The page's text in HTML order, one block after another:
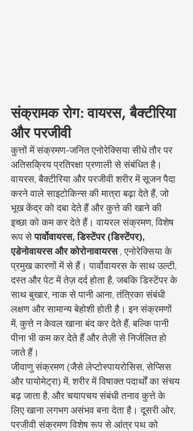
संक्रामक रोग: वायरस, बैक्टीरिया
और परजीवी
कुत्तों में संक्रमण-जनित एनोरेक्सिया सीधे तौर पर
अतिसक्रिय प्रतिरक्षा प्रणाली से संबंधित है।
वायरस, बैक्टीरिया और परजीवी शरीर में सूजन पैदा
करने वाले साइटोकिन्स की मात्रा बढ़ा देते हैं, जो
भूख केंद्र को दबा देते हैं और कुत्ते की खाने की
इच्छा को कम कर देते हैं। वायरल संक्रमण, विशेष
रूप से पार्वोवायरस, डिस्टेंपर (डिस्टेंपर),
एडेनोवायरस और कोरोनावायरस , एनोरेक्सिया के
प्रमुख कारणों में से हैं। पार्वोवायरस के साथ उल्टी,
दस्त और पेट में तेज़ दर्द होता है, जबकि डिस्टेंपर के
साथ बुखार, नाक से पानी आना, तंत्रिका संबंधी
लक्षण और सामान्य बेहोशी होती है। इन संक्रमणों
में, कुत्ते न केवल खाना बंद कर देते हैं, बल्कि पानी
पीना भी कम कर देते हैं और तेज़ी से निर्जलित हो
जाते हैं।
जीवाणु संक्रमण (जैसे लेप्टोस्पायरोसिस, सेप्सिस
और पायोमेट्रा) में, शरीर में विषाक्त पदार्थों का संचय
बढ़ जाता है, और चयापचय संबंधी तनाव कुत्ते के
लिए खाना लगभग असंभव बना देता है। दूसरी ओर,
परजीवी संक्रमण विशेष रूप से आंत्र पथ को